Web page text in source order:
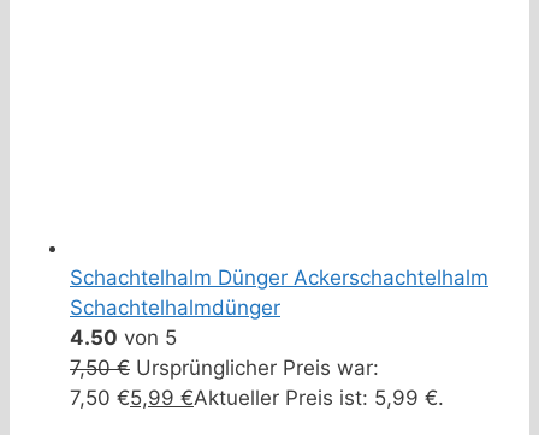
Schachtelhalm Dünger Ackerschachtelhalm
Schachtelhalmdünger
4.50 von 5
7,50€ Ursprünglicher Preis war:
7,50 €5,99 €Aktueller Preis ist: 5,99 €.